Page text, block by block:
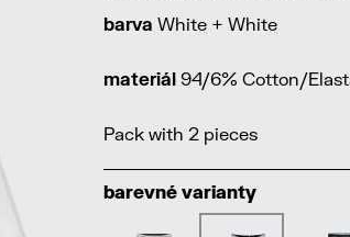
barva White + White
materiál 94/6% Cotton/
Pack with 2 pieces
barevné varianty